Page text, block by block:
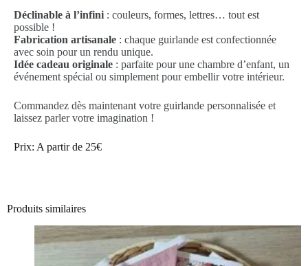
Déclinable à l’infini : couleurs, formes, lettres… tout est
possible !
Fabrication artisanale : chaque guirlande est confectionnée
avec soin pour un rendu unique.
Idée cadeau originale : parfaite pour une chambre d’enfant, un
événement spécial ou simplement pour embellir votre intérieur.
Commandez dès maintenant votre guirlande personnalisée et
laissez parler votre imagination !
Prix: A partir de 25€
Produits similaires